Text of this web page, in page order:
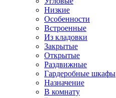
Низкие
Особенности
Встроенные
Из кладовки
Закрытые
Открытые
Раздвижные
Гардеробные шкафы
Назначение
В комнату